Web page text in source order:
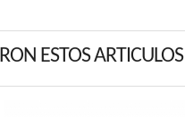
ESTOS ARTICULOS